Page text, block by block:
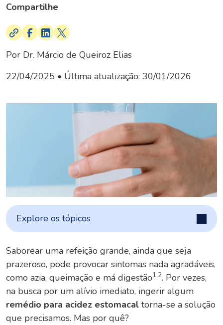
Compartilhe
Por Dr. Márcio de Queiroz Elias
22/04/2025 • Última atualização: 30/01/2026
Explore os tópicos
Saborear uma refeição grande, ainda que seja
prazeroso, pode provocar sintomas nada agradáveis,
como azia, queimação e má digestão1,2. Por vezes,
na busca por um alívio imediato, ingerir algum
remédio para acidez estomacal torna-se a solução
que precisamos. Mas por quê?